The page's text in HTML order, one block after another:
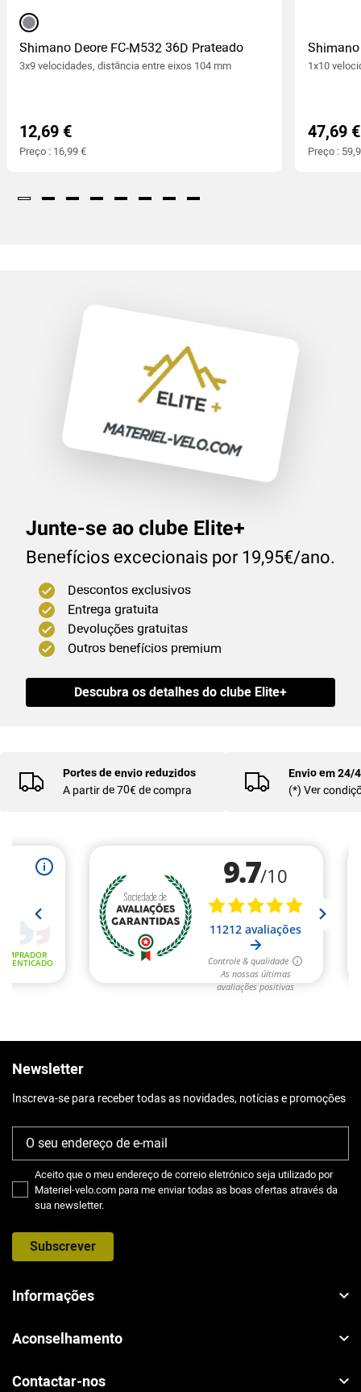
(245)
prateado
Shimano Deore FC-M532 36D Prateado
3x9 velocidades, distância entre eixos 104 mm
12,69 €
Preço : 16,99 €
Shimano
1x10
47,69 €
Preço :
Junte-se ao clube Elite+
Benefícios excecionais por 19,95€/ano.
Descontos exclusivos
Entrega gratuita
Devoluções gratuitas
Outros benefícios premium
Descubra os detalhes do clube Elite+
Portes de envio reduzidos
A partir de 70€ de compra
Envio em 24/
(*) Ver
Newsletter
Inscreva-se para receber todas as novidades, notícias e promoções
Aceito que o meu endereço de correio eletrónico seja utilizado por
Materiel-velo.com para me enviar todas as boas ofertas através da
sua newsletter.
Subscrever
Informações
Aconselhamento
Contactar-nos